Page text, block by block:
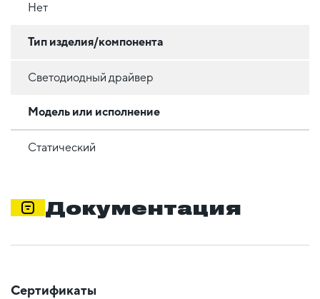
Нет
Тип изделия/компонента
Светодиодный драйвер
Модель или исполнение
Статический
Документация
Сертификаты